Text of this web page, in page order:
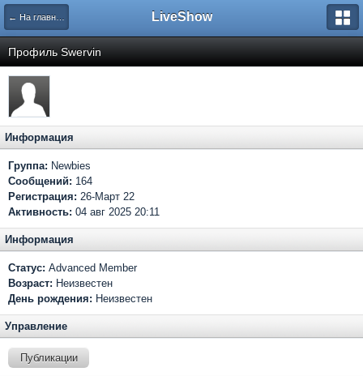
← На главную LiveShow
Профиль Swervin
Информация
Группа: Newbies
Сообщений: 164
Регистрация: 26-Март 22
Активность: 04 авг 2025 20:11
Информация
Статус: Advanced Member
Возраст: Неизвестен
День рождения: Неизвестен
Управление
Публикации